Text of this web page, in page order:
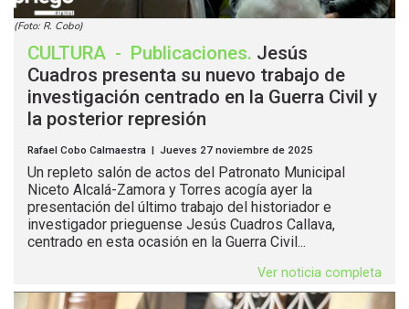
(Foto: R. Cobo)
CULTURA - Publicaciones. Jesús
Cuadros presenta su nuevo trabajo de
investigación centrado en la Guerra Civil y
la posterior represión
Rafael Cobo Calmaestra | Jueves 27 noviembre de 2025
Un repleto salón de actos del Patronato Municipal
Niceto Alcalá-Zamora y Torres acogía ayer la
presentación del último trabajo del historiador e
investigador prieguense Jesús Cuadros Callava,
centrado en esta ocasión en la Guerra Civil...
Ver noticia completa